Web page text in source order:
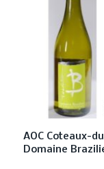
AOC Coteaux-
Domaine